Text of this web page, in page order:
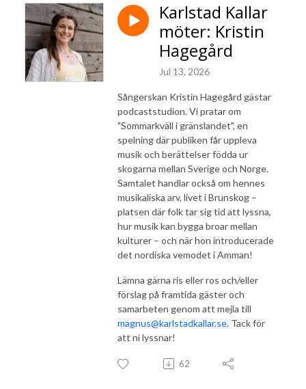
Karlstad Kallar
möter: Kristin
Hagegård
Jul 13, 2026
Sångerskan Kristin Hagegård gästar
podcaststudion. Vi pratar om
"Sommarkväll i gränslandet", en
spelning där publiken får uppleva
musik och berättelser födda ur
skogarna mellan Sverige och Norge.
Samtalet handlar också om hennes
musikaliska arv, livet i Brunskog –
platsen där folk tar sig tid att lyssna,
hur musik kan bygga broar mellan
kulturer – och när hon introducerade
det nordiska vemodet i Amman!
Lämna gärna ris eller ros och/eller
förslag på framtida gäster och
samarbeten genom att mejla till
magnus@karlstadkallar.se. Tack för
att ni lyssnar!
62